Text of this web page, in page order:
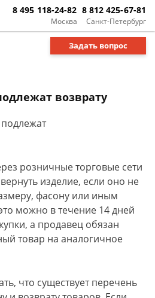
Москва
8 495 118-24-82
Санкт-Петербург
8 812 425-67-81
Задать вопрос
возврату
розничные торговые сети
изделие, если оно не
фасону или иным
можно в течение 14 дней
а продавец обязан
товар на аналогичное
что существует перечень